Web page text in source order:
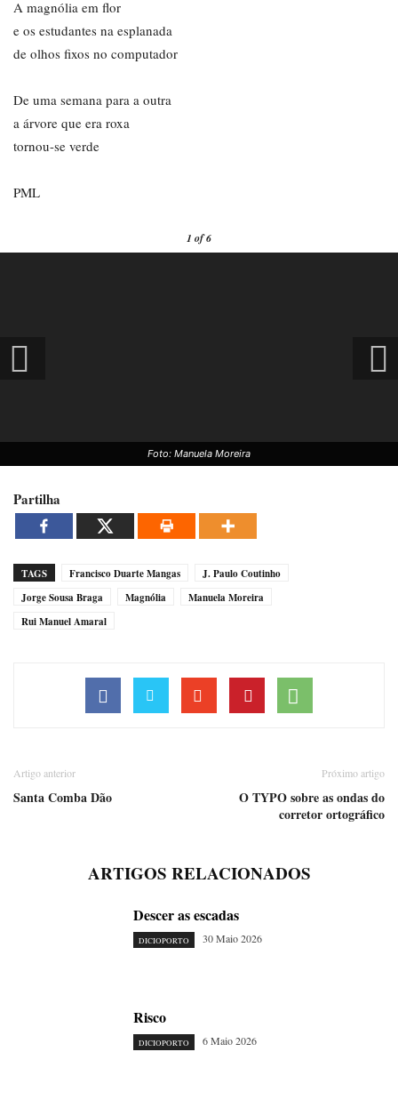
A magnólia em flor
e os estudantes na esplanada
de olhos fixos no computador
De uma semana para a outra
a árvore que era roxa
tornou-se verde
PML
1 of 6
Foto: Manuela Moreira
Partilha
TAGS Francisco Duarte Mangas
J. Paulo Coutinho
Jorge Sousa Braga
Magnólia
Manuela Moreira
Rui Manuel Amaral
Artigo anterior
Santa Comba Dão
Próximo artigo
O TYPO sobre as ondas do
corretor ortográfico
ARTIGOS RELACIONADOS
Descer as escadas
DICIOPORTO 30 Maio 2026
Risco
DICIOPORTO 6 Maio 2026